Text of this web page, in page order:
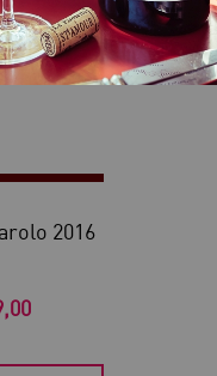
2016